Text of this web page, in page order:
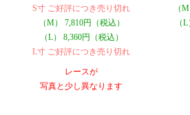
S寸 ご好評につき売り切れ
（M） 7,810円（税込）
（L） 8,360円（税込）
L寸 ご好評につき売り切れ
レースが
写真と少し異なります
（
（